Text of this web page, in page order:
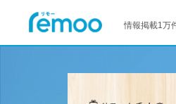
情報掲載1万